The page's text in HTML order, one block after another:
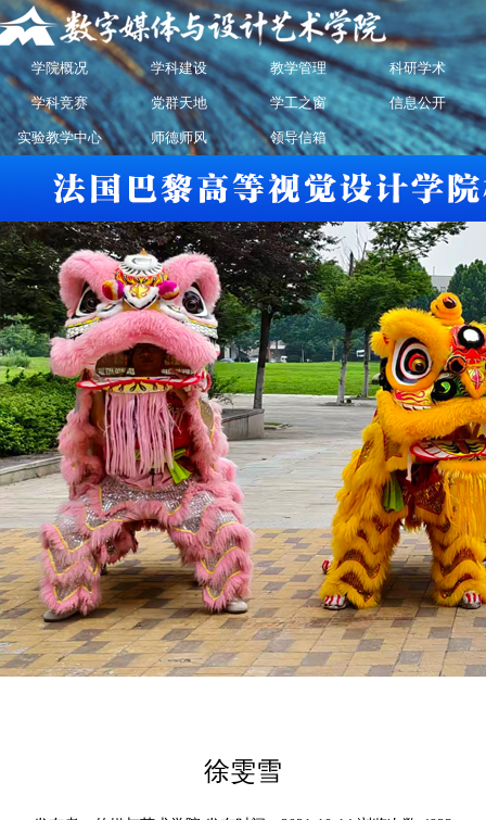
学院概况 学科建设 教学管理 科研学术
学科竞赛 党群天地 学工之窗 信息公开
实验教学中心 师德师风 领导信箱
徐雯雪